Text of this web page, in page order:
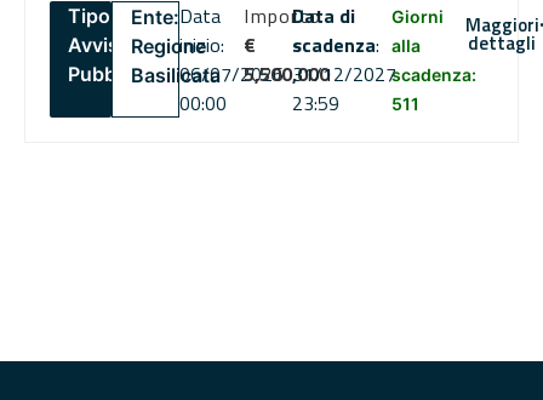
Tipo:
Avviso
Pubblico
Ente:
Regione
Basilicata
Data
inizio:
06/07/2026
00:00
Importo
€
5,500,000
Data di
scadenza:
31/12/2027
23:59
Giorni
alla
scadenza:
511
Maggiori
dettagli